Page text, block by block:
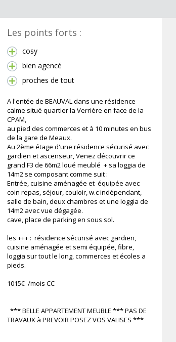
Les points forts :
cosy
bien agencé
proches de tout
A l'entée de BEAUVAL dans une résidence
calme situé quartier la Verrière en face de la
CPAM,
au pied des commerces et à 10 minutes en bus
de la gare de Meaux.
Au 2ème étage d'une résidence sécurisé avec
gardien et ascenseur, Venez découvrir ce
grand F3 de 66m2 loué meublé + sa loggia de
14m2 se composant comme suit :
Entrée, cuisine aménagée et équipée avec
coin repas, séjour, couloir, w.c indépendant,
salle de bain, deux chambres et une loggia de
14m2 avec vue dégagée.
cave, place de parking en sous sol.
les +++ : résidence sécurisé avec gardien,
cuisine aménagée et semi équipée, fibre,
loggia sur tout le long, commerces et écoles a
pieds.
1015€ /mois CC
*** BELLE APPARTEMENT MEUBLE *** PAS DE
TRAVAUX à PREVOIR POSEZ VOS VALISES ***